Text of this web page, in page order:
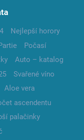
Nejlepší horory
Počasí
Auto – katalog
Svařené víno
Aloe vera
ascendentu
palačinky